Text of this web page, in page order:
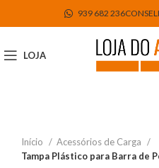
939 682 236
LOJA
Início
Acessórios de Carga
Tampa Plástico para Barra de